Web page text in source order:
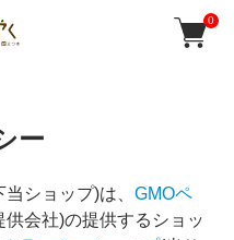
0
ー
ショップ)は、 GMOペ
供会社)の提供するショッ